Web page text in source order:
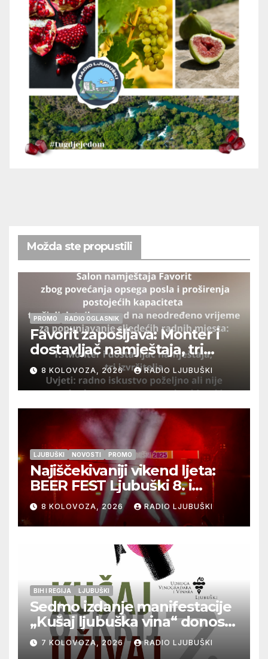
Možda ste propustili
PROMO RADIO OGLASNIK
Favorit zapošljava: Monter i
dostavljač namještaja, tri
izvršitelja
8 KOLOVOZA, 2026 RADIO LJUBUŠKI
LJUBUŠKI NOVOSTI PROMO
Najiščekivaniji vikend ljeta:
BEER FEST Ljubuški 8. i
9.kolovoza
8 KOLOVOZA, 2026 RADIO LJUBUŠKI
BIH I REGIJA LJUBUŠKI
Sedmo izdanje manifestacije
„Kušaj ljubuška vina“ donosi
vrhunska vina, gastronomiju i
glazbu
7 KOLOVOZA, 2026 RADIO LJUBUŠKI